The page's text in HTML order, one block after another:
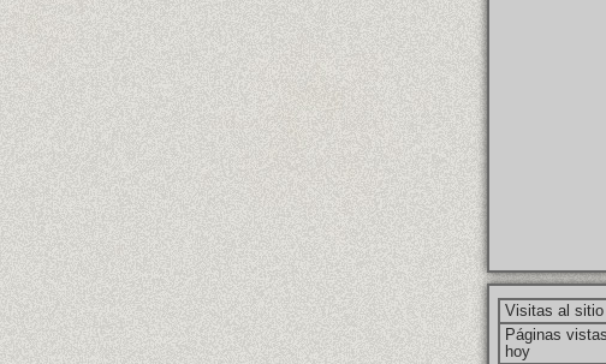
Visitas al
Páginas vistas
hoy